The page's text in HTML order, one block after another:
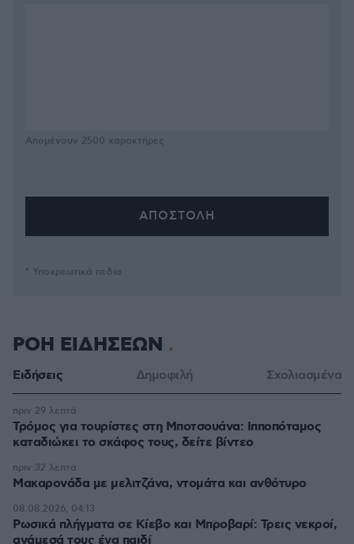
Απομένουν 2500 χαρακτήρες
* Υποχρεωτικά πεδία
ΡΟΗ ΕΙΔΗΣΕΩΝ
Ειδήσεις Δημοφιλή Σχολιασμένα
Τρόμος για τουρίστες στη Μποτσουάνα: Ιπποπόταμος
καταδιώκει το σκάφος τους, δείτε βίντεο
πριν 29 λεπτά
Μακαρονάδα με μελιτζάνα, ντομάτα και ανθότυρο
πριν 32 λεπτά
Ρωσικά πλήγματα σε Κίεβο και Μπροβαρί: Τρεις νεκροί,
ανάμεσά τους ένα παιδί
08.08.2026, 04:13